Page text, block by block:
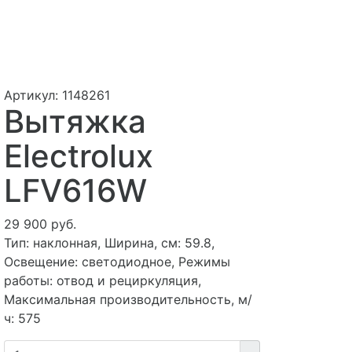
Артикул: 1148261
Вытяжка
Electrolux
LFV616W
29 900 руб.
Тип: наклонная, Ширина, см: 59.8,
Освещение: светодиодное, Режимы
работы: отвод и рециркуляция,
Максимальная производительность, м/
ч: 575